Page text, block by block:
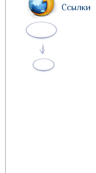
Ссылки